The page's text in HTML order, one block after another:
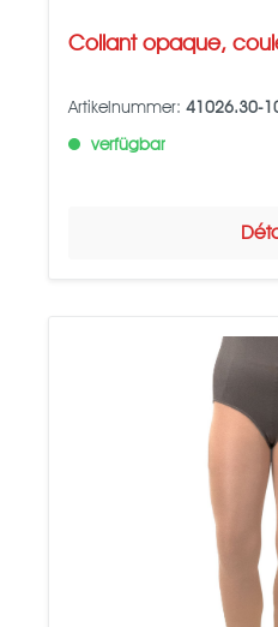
Collant opaque,
Artikelnummer: 41026.30-
verfügbar